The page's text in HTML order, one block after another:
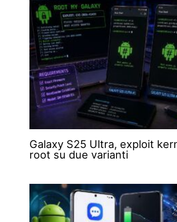
Galaxy S25 Ultra, exploit
root su due varianti